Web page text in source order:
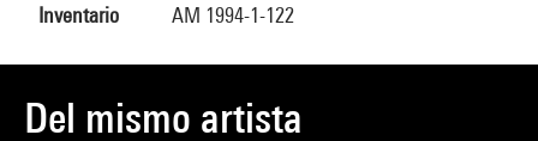
Inventario AM 1994-1-122
Del mismo artista